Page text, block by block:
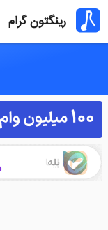
رینگتون گرام